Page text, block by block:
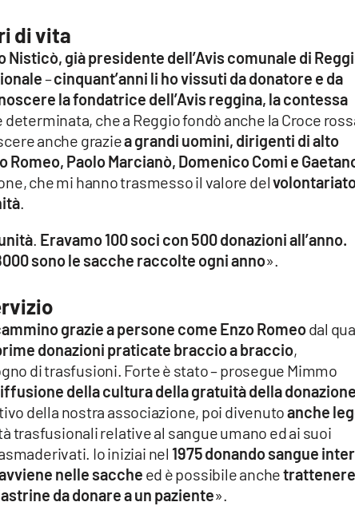
di vita
Nisticò, già presidente dell’Avis comunale di
–cinquant’anni li ho vissuti da donatore e da
la fondatrice dell’Avis reggina, la contessa
che a Reggio fondò anche la Croce
anche graziea grandi uomini, dirigenti di alto
Paolo Marcianò, Domenico Comi e
che mi hanno trasmesso il valore del
.
. Eravamo 100 soci con 500 donazioni all’anno.
sono le sacche raccolte ogni anno».
grazie a persone come Enzo Romeodal
donazioni praticate braccio a braccio,
di trasfusioni. Forte è stato – prosegue Mimmo
della cultura della gratuità della
della nostra associazione, poi divenutoanche
trasfusionali relative al sangue umano ed ai suoi
Io iniziai nel 1975donando sangue
nelle sacche ed è possibile anchetrattenere
da donare a un paziente».